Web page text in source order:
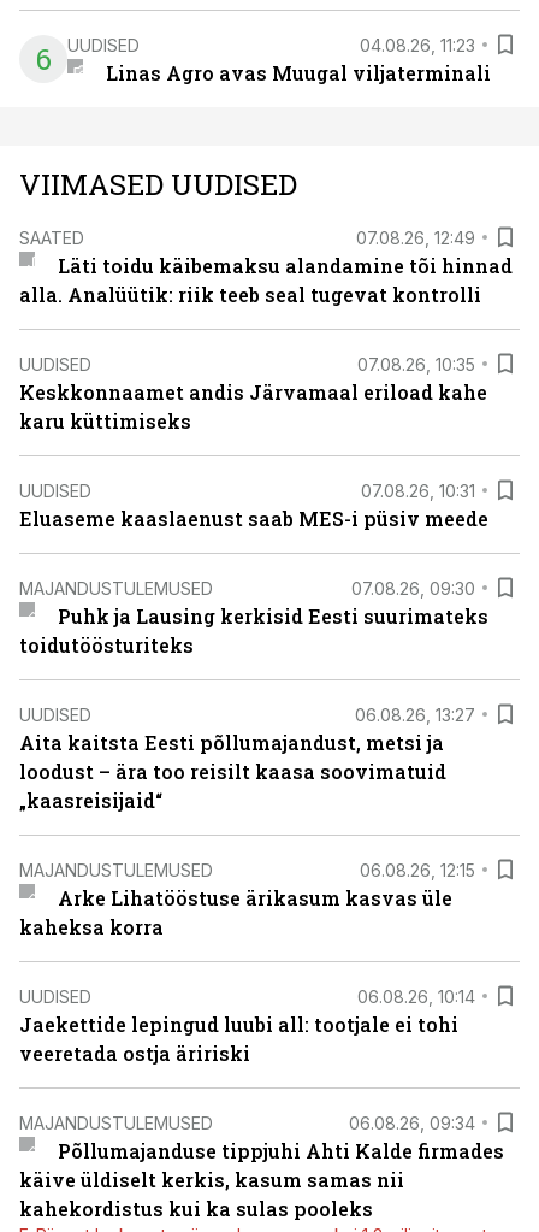
6 UUDISED 04.08.26, 11:23
Linas Agro avas Muugal viljaterminali
VIIMASED UUDISED
SAATED 07.08.26, 12:49
Läti toidu käibemaksu alandamine tõi hinnad
alla. Analüütik: riik teeb seal tugevat kontrolli
UUDISED 07.08.26, 10:35
Keskkonnaamet andis Järvamaal eriload kahe
karu küttimiseks
UUDISED 07.08.26, 10:31
Eluaseme kaaslaenust saab MES-i püsiv meede
MAJANDUSTULEMUSED 07.08.26, 09:30
Puhk ja Lausing kerkisid Eesti suurimateks
toidutöösturiteks
UUDISED 06.08.26, 13:27
Aita kaitsta Eesti põllumajandust, metsi ja
loodust – ära too reisilt kaasa soovimatuid
„kaasreisijaid“
MAJANDUSTULEMUSED 06.08.26, 12:15
Arke Lihatööstuse ärikasum kasvas üle
kaheksa korra
UUDISED 06.08.26, 10:14
Jaekettide lepingud luubi all: tootjale ei tohi
veeretada ostja äririski
MAJANDUSTULEMUSED 06.08.26, 09:34
Põllumajanduse tippjuhi Ahti Kalde firmades
käive üldiselt kerkis, kasum samas nii
kahekordistus kui ka sulas pooleks